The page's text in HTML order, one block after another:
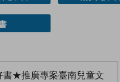
★推廣專案臺南兒童文